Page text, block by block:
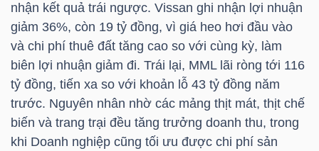
nhận kết quả trái ngược. Vissan ghi nhận lợi nhuận
giảm 36%, còn 19 tỷ đồng, vì giá heo hơi đầu vào
và chi phí thuê đất tăng cao so với cùng kỳ, làm
biên lợi nhuận giảm đi. Trái lại, MMLlãi ròng tới 116
tỷ đồng, tiến xa so với khoản lỗ 43 tỷ đồng năm
trước. Nguyên nhân nhờ các mảng thịt mát, thịt chế
biến và trang trại đều tăng trưởng doanh thu, trong
khi Doanh nghiệp cũng tối ưu được chi phí sản
CHĂM
SÓC
SỨC
KHỎE